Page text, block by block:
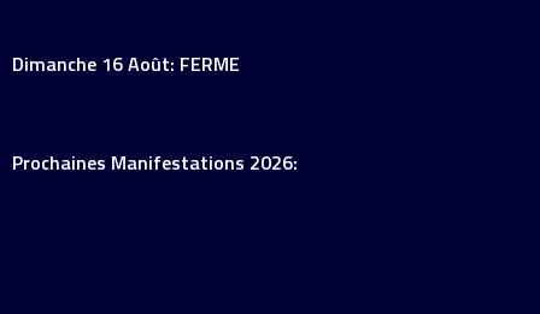
Dimanche 16 Août: FERME
Prochaines Manifestations 2026: